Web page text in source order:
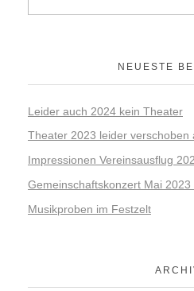
NEUESTE
Leider auch 2024 kein Theater
Theater 2023 leider verschoben
Impressionen Vereinsausflug
Gemeinschaftskonzert Mai 2023
Musikproben im Festzelt